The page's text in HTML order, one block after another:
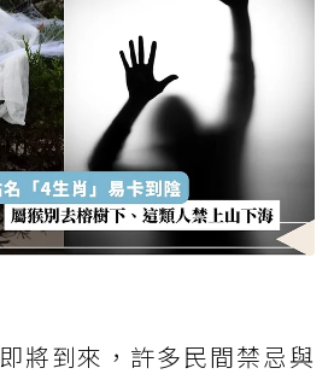
即將到來，許多民間禁忌與